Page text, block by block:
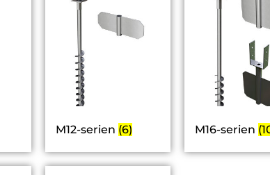
M12-serien (6) M16-serien